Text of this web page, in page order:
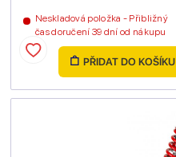
Neskladová položka - Přibližný
čas doručení 39 dní od nákupu
PŘIDAT DO KOŠÍKU